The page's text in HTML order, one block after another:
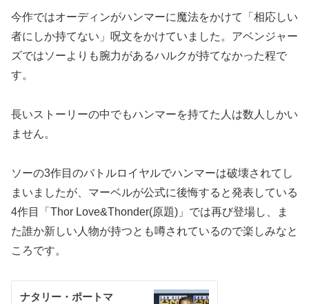
今作ではオーディンがハンマーに魔法をかけて「相応しい
者にしか持てない」呪文をかけていました。アベンジャー
ズではソーよりも腕力があるハルクが持てなかった程で
す。
長いストーリーの中でもハンマーを持てた人は数人しかい
ません。
ソーの3作目のバトルロイヤルでハンマーは破壊されてし
まいましたが、マーベルが公式に後悔すると発表している
4作目「Thor Love&Thonder(原題)」では再び登場し、ま
た誰か新しい人物が持つとも噂されているので楽しみなと
ころです。